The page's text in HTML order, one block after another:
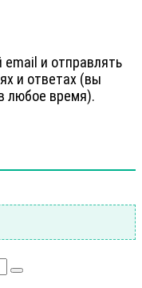
и отправлять
и ответах (вы
любое время).